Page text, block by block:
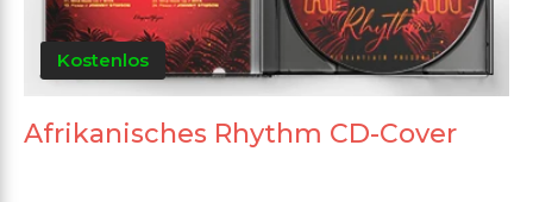
Kostenlos
Afrikanisches Rhythm CD-Cover